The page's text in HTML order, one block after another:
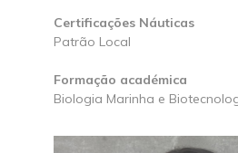
Certificações Náuticas
Patrão Local
Formação académica
Biologia Marinha e